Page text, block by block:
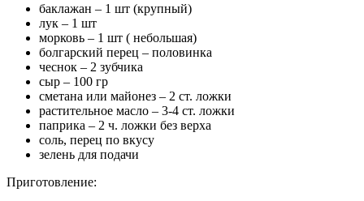
баклажан – 1 шт (крупный)
лук – 1 шт
морковь – 1 шт ( небольшая)
болгарский перец – половинка
чеснок – 2 зубчика
сыр – 100 гр
сметана или майонез – 2 ст. ложки
растительное масло – 3-4 ст. ложки
паприка – 2 ч. ложки без верха
соль, перец по вкусу
зелень для подачи
Приготовление: